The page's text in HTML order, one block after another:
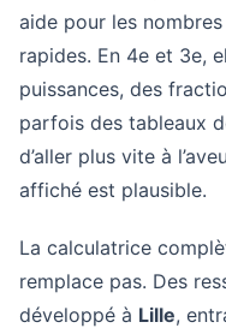
aide pour les
rapides. En 4e et 3e,
puissances, des
parfois des tableaux
d’aller plus vite à
affiché est plausible.
La calculatrice
remplace pas. Des
développé à Lille,